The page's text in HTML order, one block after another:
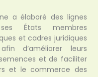
a élaboré des lignes
États membres
et cadres juridiques
d’améliorer leurs
et de faciliter
et le commerce des